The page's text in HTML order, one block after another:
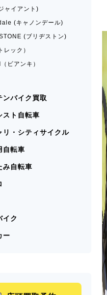
ャイアント)
(キャノンデール)
(ブリヂストン)
レック）
ビアンキ）
ンバイク買取
スト自転車
リ・シティサイクル
自転車
み自転車
イク
ー